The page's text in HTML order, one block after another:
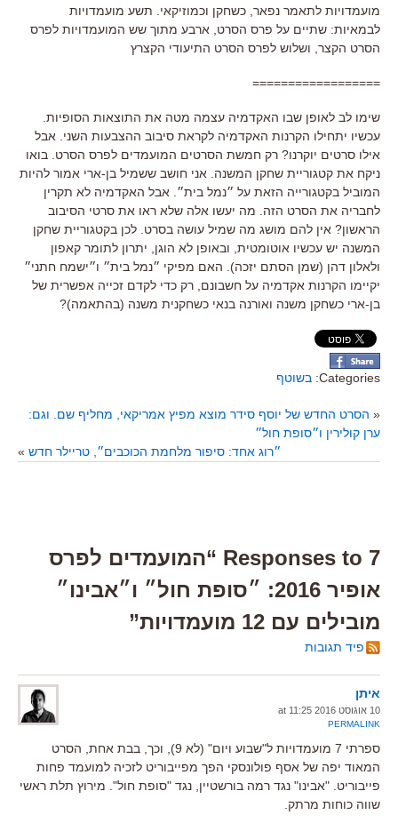
מועמדויות לתאמר נפאר, כשחקן וכמוזיקאי. תשע מועמדויות
לבמאיות: שתיים על פרס הסרט, ארבע מתוך שש המועמדויות לפרס
הסרט הקצר, ושלוש לפרס הסרט התיעודי הקצרץ
==================
שימו לב לאופן שבו האקדמיה עצמה מטה את התוצאות הסופיות.
עכשיו יתחילו הקרנות האקדמיה לקראת סיבוב ההצבעות השני. אבל
אילו סרטים יוקרנו? רק חמשת הסרטים המועמדים לפרס הסרט. בואו
ניקח את קטגוריית שחקן המשנה. אני חושב ששמיל בן-ארי אמור להיות
המוביל בקטגורייה הזאת על ״נמל בית״. אבל האקדמיה לא תקרין
לחבריה את הסרט הזה. מה יעשו אלה שלא ראו את סרטי הסיבוב
הראשון? אין להם מושג מה שמיל עושה בסרט. לכן בקטגוריית שחקן
המשנה יש עכשיו אוטומטית, ובאופן לא הוגן, יתרון לתומר קאפון
ולאלון דהן (שמן הסתם יזכה). האם מפיקי ״נמל בית״ ו״ישמח חתני״
יקיימו הקרנות אקדמיה על חשבונם, רק כדי לקדם זכייה אפשרית של
בן-ארי כשחקן משנה ואורנה בנאי כשחקנית משנה (בהתאמה)?
Categories: בשוטף
« הסרט החדש של יוסף סידר מוצא מפיץ אמריקאי, מחליף שם. וגם:
ערן קולירין ו״סופת חול״
״רוג אחד: סיפור מלחמת הכוכבים״, טריילר חדש »
7 Responses to “המועמדים לפרס
אופיר 2016: ״סופת חול״ ו״אבינו״
מובילים עם 12 מועמדויות”
פיד תגובות
איתן
10 אוגוסט 2016 at 11:25
PERMALINK
ספרתי 7 מועמדויות ל"שבוע ויום" (לא 9), וכך, בבת אחת, הסרט
המאוד יפה של אסף פולונסקי הפך מפייבוריט לזכיה למועמד פחות
פייבוריט. "אבינו" נגד רמה בורשטיין, נגד "סופת חול". מירוץ תלת ראשי
שווה כוחות מרתק.